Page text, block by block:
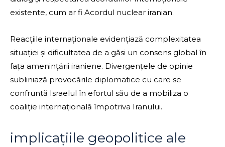
existente, cum ar fi Acordul nuclear iranian.
Reacțiile internaționale evidențiază complexitatea
situației și dificultatea de a găsi un consens global în
fața amenințării iraniene. Divergențele de opinie
subliniază provocările diplomatice cu care se
confruntă Israelul în efortul său de a mobiliza o
coaliție internațională împotriva Iranului.
implicațiile geopolitice ale